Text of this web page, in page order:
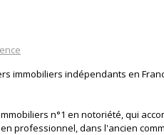
immobiliers indépendants en
n°1 en notoriété, qui
professionnel, dans l'ancien